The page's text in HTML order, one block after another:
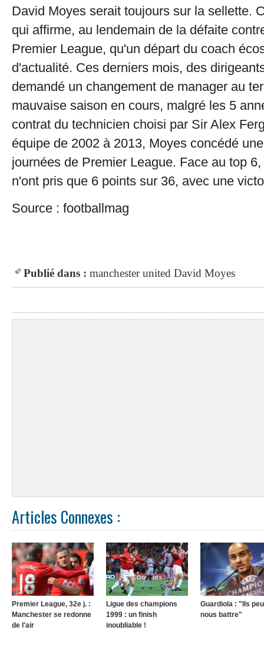
David Moyes serait toujours sur la sellette.
qui affirme, au lendemain de la défaite
Premier League, qu'un départ du coach
d'actualité. Ces derniers mois, des
demandé un changement de manager au
mauvaise saison en cours, malgré les 5
contrat du technicien choisi par Sir Alex
équipe de 2002 à 2013, Moyes concédé
journées de Premier League. Face au top
n'ont pris que 6 points sur 36, avec une
Source : footballmag
Publié dans : manchester united David Moyes
Articles Connexes :
Premier League, 32e j. :
Manchester se redonne
de l'air
Ligue des champions
1999 : un finish
inoubliable !
Guardiola : "Ils
nous battre"